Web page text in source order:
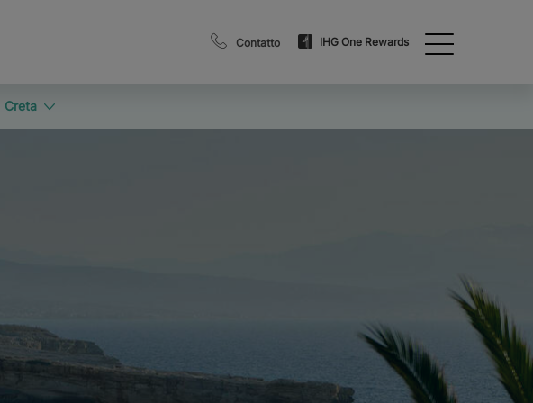
Contatto IHG One Rewards
Creta